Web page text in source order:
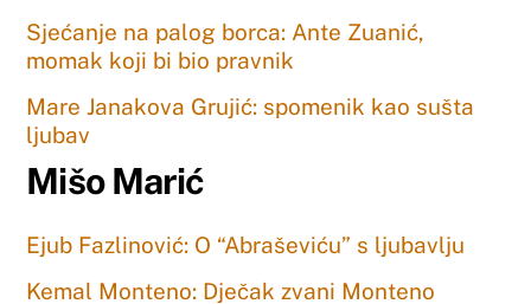
Sjećanje na palog borca: Ante Zuanić,
momak koji bi bio pravnik
Mare Janakova Grujić: spomenik kao sušta
ljubav
Mišo Marić
Ejub Fazlinović: O “Abraševiću” s ljubavlju
Kemal Monteno: Dječak zvani Monteno